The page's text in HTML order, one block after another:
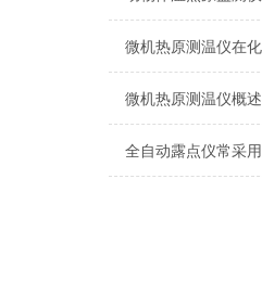
微机热原测温仪概述